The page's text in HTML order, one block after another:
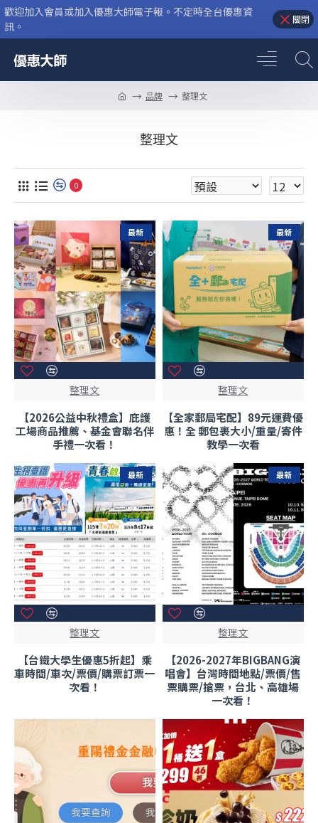
歡迎加入會員或加入優惠大師電子報。不定時全台優惠資
訊。
關閉
品牌 整理文
整理文
0
最新
整理文
【2026公益中秋禮盒】庇護
工場商品推薦、基金會聯名伴
手禮一次看！
最新
整理文
【全家郵局宅配】89元運費優
惠！全 郵包裹大小/重量/寄件
教學一次看
最新
整理文
【台鐵大學生優惠5折起】乘
車時間/車次/票價/購票訂票一
次看！
最新
整理文
【2026-2027年BIGBANG演
唱會】台灣時間地點/票價/售
票購票/搶票，台北、高雄場
一次看！